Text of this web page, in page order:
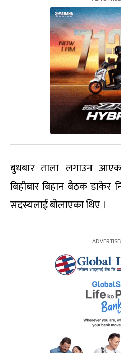
बुधबार ताला लगाउन आएका
बिहीबार बिहान बैठक डाकेर
सदस्यलाई बोलाएका थिए ।